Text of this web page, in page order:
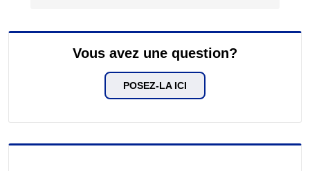
Vous avez une question?
POSEZ-LA ICI